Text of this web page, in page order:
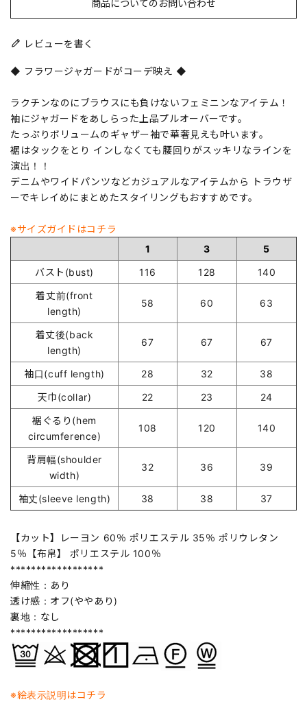
商品についてのお問い合わせ
レビューを書く
◆ フラワージャガードがコーデ映え ◆
ラクチンなのにブラウスにも負けないフェミニンなアイテム！
袖にジャガードをあしらった上品プルオーバーです。
たっぷりボリュームのギャザー袖で華奢見えも叶います。
裾はタックをとり インしなくても腰回りがスッキリなラインを
演出！！
デニムやワイドパンツなどカジュアルなアイテムから トラウザ
ーでキレイめにまとめたスタイリングもおすすめです。
※サイズガイドはコチラ
1
3
5
バスト(bust)
116 128
140
着丈前(front
length)
58 60 63
着丈後(back
length)
67 67 67
袖口(cuff length) 28 32
38
天巾(collar)
22 23
24
裾ぐるり(hem
circumference)
108 120 140
背肩幅(shoulder
width)
32 36 39
袖丈(sleeve length) 38 38 37
【カット】レーヨン 60％ ポリエステル 35％ ポリウレタン
5％【布帛】 ポリエステル 100％
******************
伸縮性：あり
透け感：オフ(ややあり)
裏地：なし
******************
※絵表示説明はコチラ